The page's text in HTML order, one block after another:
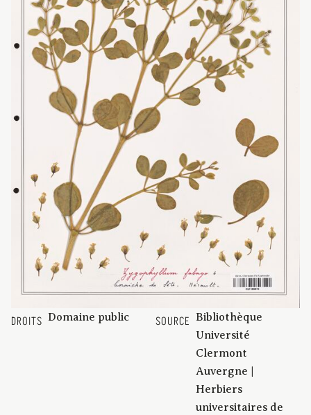
DROITS Domaine public SOURCE
Bibliothèque
Université
Clermont
Auvergne |
Herbiers
universitaires de